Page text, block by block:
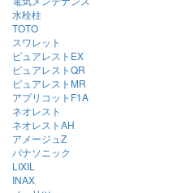
水栓柱
TOTO
スワレット
ピュアレストEX
ピュアレストQR
ピュアレストMR
アプリコットF1A
ネオレスト
ネオレストAH
アメージュZ
パナソニック
LIXIL
INAX